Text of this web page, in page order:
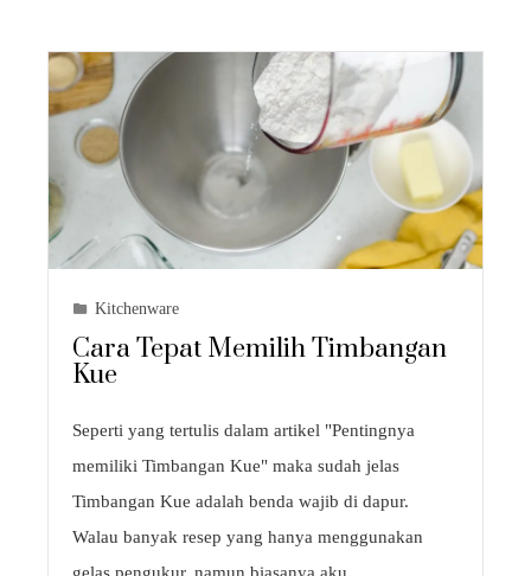
Kitchenware
Cara Tepat Memilih Timbangan
Kue
Seperti yang tertulis dalam artikel "Pentingnya
memiliki Timbangan Kue" maka sudah jelas
Timbangan Kue adalah benda wajib di dapur.
Walau banyak resep yang hanya menggunakan